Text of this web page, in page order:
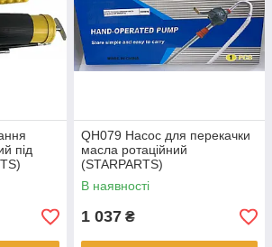
під
QH079 Насос для перекачки
масла ротаційний
(STARPARTS)
В наявності
1 037 ₴